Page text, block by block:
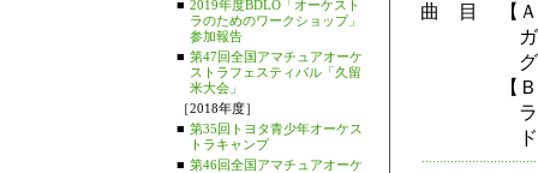
■ 2019年度BDLO「オーケスト
ラのためのワークショップ」
参加報告
■ 第47回全国アマチュアオーケ
ストラフェスティバル「久留
米大会」
［2018年度］
■ 第35回トヨタ青少年オーケス
トラキャンプ
■ 第46回全国アマチュアオーケ
曲 目
【
ガ
グ
【
ラ
ド